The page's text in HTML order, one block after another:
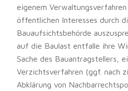
eigenem
öffentlichen Interesses durch
Bauaufsichtsbehörde
auf die Baulast entfalle ihre
Sache des Bauantragstellers,
Verzichtsverfahren (ggf. nach
Abklärung von